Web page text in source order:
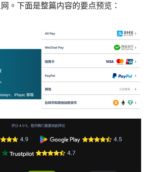
。下面是整篇内容的要点预览：